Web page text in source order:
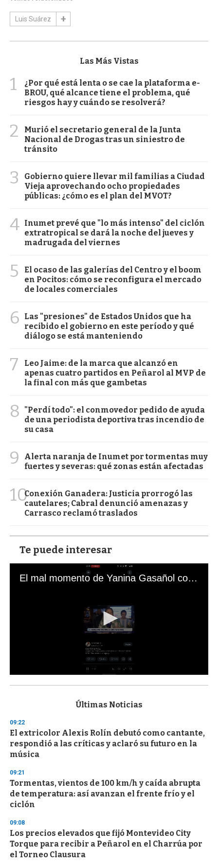
Luis Suárez
Las Más Vistas
1
¿Por qué está lenta o se cae la plataforma e-
BROU, qué alcance tiene el problema, qué
riesgos hay y cuándo se resolverá?
2
Murió el secretario general de la Junta
Nacional de Drogas tras un siniestro de
tránsito
3
Gobierno quiere llevar mil familias a Ciudad
Vieja aprovechando ocho propiedades
públicas: ¿cómo es el plan del MVOT?
4 Inumet prevé que "lo más intenso" del ciclón
extratropical se dará la noche del jueves y
madrugada del viernes
5
El ocaso de las galerías del Centro y el boom
en Pocitos: cómo se reconfigura el mercado
de locales comerciales
6
Las "presiones" de Estados Unidos que ha
recibido el gobierno en este período y qué
diálogo se está manteniendo
7
Leo Jaime: de la marca que alcanzó en
apenas cuatro partidos en Peñarol al MVP de
la final con más que gambetas
8
"Perdí todo": el conmovedor pedido de ayuda
de una periodista deportiva tras incendio de
su casa
9
Alerta naranja de Inumet por tormentas muy
fuertes y severas: qué zonas están afectadas
10Conexión Ganadera: Justicia prorrogó las
cautelares; Cabral denunció amenazas y
Carrasco reclamó traslados
Te puede interesar
El mal momento de Yanina Gasañol con un hincha argentino en "Subrayado"
s
d
s
o
f
3
s
e
c
o
n
Últimas Noticias
09:22
El extricolor Alexis Rolín debutó como cantante,
respondió a las críticas y aclaró su futuro en la
música
09:21
Tormentas, vientos de 100 km/h y caída abrupta
de temperatura: así avanzan el frente frío y el
ciclón
09:08
Los precios elevados que fijó Montevideo City
Torque para recibir a Peñarol en el Charrúa por
el Torneo Clausura